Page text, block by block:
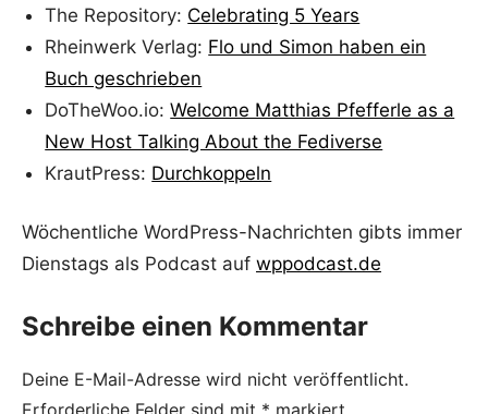
The Repository: Celebrating 5 Years
Rheinwerk Verlag: Flo und Simon haben ein
Buch geschrieben
DoTheWoo.io:Welcome Matthias Pfefferle as a
New Host Talking About the Fediverse
KrautPress: Durchkoppeln
Wöchentliche WordPress-Nachrichten gibts immer
Dienstags als Podcast auf wppodcast.de
Schreibe einen Kommentar
Deine E-Mail-Adresse wird nicht veröffentlicht.
Erforderliche Felder sind mit * markiert